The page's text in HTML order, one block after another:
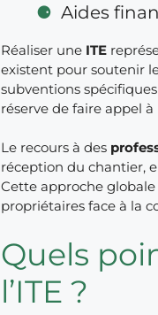
Aides
Réaliser une ITE
existent pour soutenir
subventions
réserve de faire appel
Le recours à des
réception du chantier,
Cette approche
propriétaires face à la
Quels
l’ITE ?